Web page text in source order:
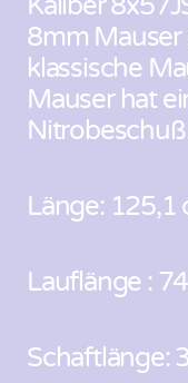
8mm Mauser
klassische
Mauser hat
Länge: 125,1
Lauflänge :
Schaftlänge: